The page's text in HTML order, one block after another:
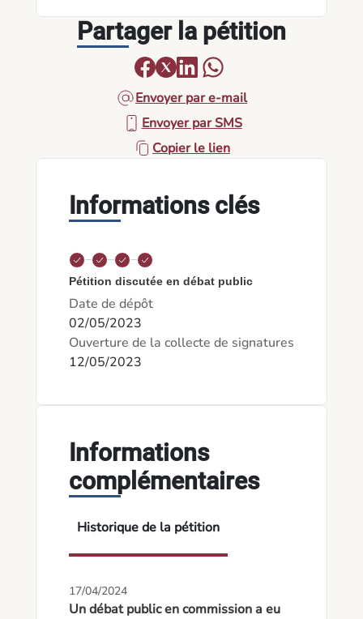
Partager la pétition
Envoyer par e-mail
Envoyer par SMS
Copier le lien
Informations clés
Pétition discutée en débat public
Date de dépôt
02/05/2023
Ouverture de la collecte de signatures
12/05/2023
Informations
complémentaires
Historique de la pétition
17/04/2024
Un débat public en commission a eu